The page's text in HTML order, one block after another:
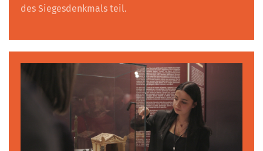
des Siegesdenkmals teil.